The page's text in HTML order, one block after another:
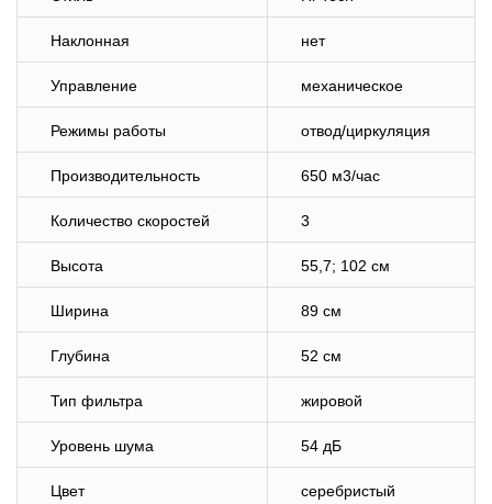
Наклонная нет
Управление механическое
Режимы работы отвод/циркуляция
Производительность 650 м3/час
Количество скоростей 3
Высота 55,7; 102 см
Ширина 89 см
Глубина 52 см
Тип фильтра жировой
Уровень шума 54 дБ
Цвет серебристый